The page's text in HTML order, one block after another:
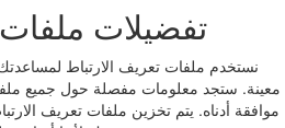
تفضيلات ملفات
نستخدم ملفات تعريف الارتباط
معينة. ستجد معلومات مفصلة حول جميع
موافقة أدناه. يتم تخزين ملفات تعريف